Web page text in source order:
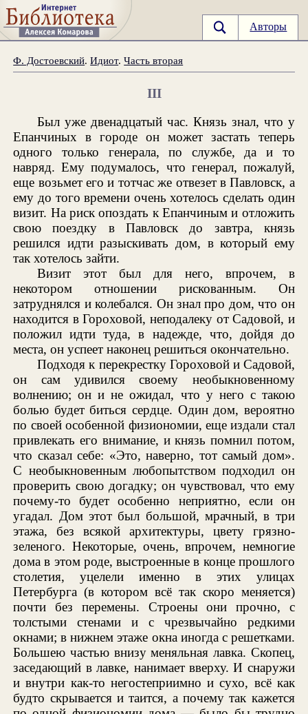
Авторы
Ф. Достоевский.Идиот.Часть вторая
III
Был уже двенадцатый час. Князь знал, что у
Епанчиных в городе он может застать теперь
одного только генерала, по службе, да и то
навряд. Ему подумалось, что генерал, пожалуй,
еще возьмет его и тотчас же отвезет в Павловск, а
ему до того времени очень хотелось сделать один
визит. На риск опоздать к Епанчиным и отложить
свою поездку в Павловск до завтра, князь
решился идти разыскивать дом, в который ему
так хотелось зайти.
Визит этот был для него, впрочем, в
некотором отношении рискованным. Он
затруднялся и колебался. Он знал про дом, что он
находится в Гороховой, неподалеку от Садовой, и
положил идти туда, в надежде, что, дойдя до
места, он успеет наконец решиться окончательно.
Подходя к перекрестку Гороховой и Садовой,
он сам удивился своему необыкновенному
волнению; он и не ожидал, что у него с такою
болью будет биться сердце. Один дом, вероятно
по своей особенной физиономии, еще издали стал
привлекать его внимание, и князь помнил потом,
что сказал себе: «Это, наверно, тот самый дом».
С необыкновенным любопытством подходил он
проверить свою догадку; он чувствовал, что ему
почему-то будет особенно неприятно, если он
угадал. Дом этот был большой, мрачный, в три
этажа, без всякой архитектуры, цвету грязно-
зеленого. Некоторые, очень, впрочем, немногие
дома в этом роде, выстроенные в конце прошлого
столетия, уцелели именно в этих улицах
Петербурга (в котором всё так скоро меняется)
почти без перемены. Строены они прочно, с
толстыми стенами и с чрезвычайно редкими
окнами; в нижнем этаже окна иногда с решетками.
Большею частью внизу меняльная лавка. Скопец,
заседающий в лавке, нанимает вверху. И снаружи
и внутри как-то негостеприимно и сухо, всё как
будто скрывается и таится, а почему так кажется